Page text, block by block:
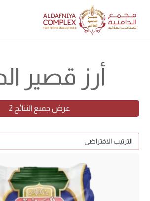
أرز قصير
عرض جميع النتائج 2